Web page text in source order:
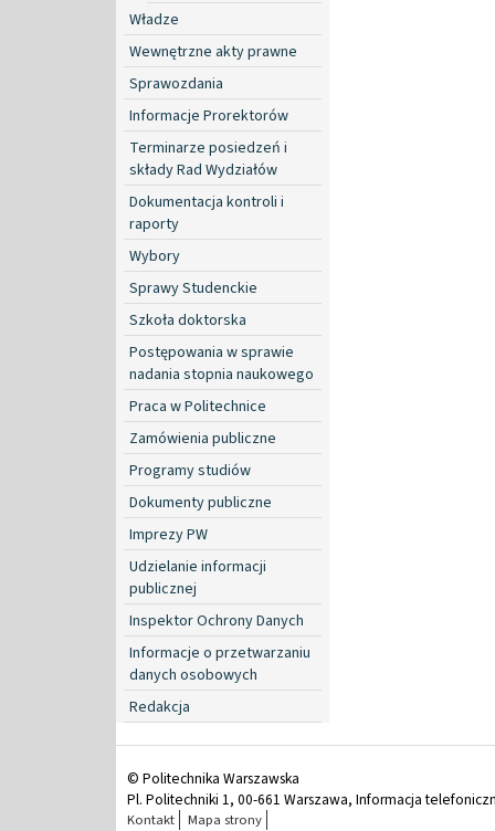
Władze
Wewnętrzne akty prawne
Sprawozdania
Informacje Prorektorów
Terminarze posiedzeń i
składy Rad Wydziałów
Dokumentacja kontroli i
raporty
Wybory
Sprawy Studenckie
Szkoła doktorska
Postępowania w sprawie
nadania stopnia naukowego
Praca w Politechnice
Zamówienia publiczne
Programy studiów
Dokumenty publiczne
Imprezy PW
Udzielanie informacji
publicznej
Inspektor Ochrony Danych
Informacje o przetwarzaniu
danych osobowych
Redakcja
© Politechnika Warszawska
Pl. Politechniki 1, 00-661 Warszawa, Informacja
Kontakt Mapa strony